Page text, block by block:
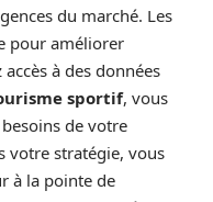
du marché. Les
pour améliorer
à des données
sportif, vous
de votre
votre stratégie, vous
à la pointe de